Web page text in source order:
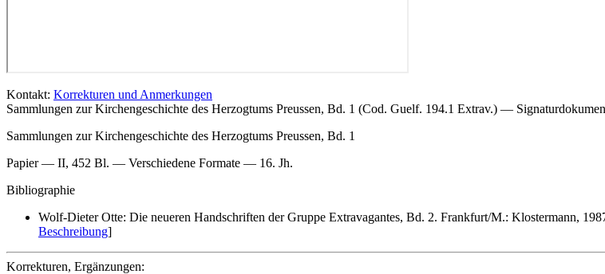
Kontakt: Korrekturen und Anmerkungen
Sammlungen zur Kirchengeschichte des Herzogtums Preussen, Bd. 1 (Cod. Guelf. 194.1 Extrav.) —
Sammlungen zur Kirchengeschichte des Herzogtums Preussen, Bd. 1
Papier — II, 452 Bl. — Verschiedene Formate — 16. Jh.
Bibliographie
Wolf-Dieter Otte: Die neueren Handschriften der Gruppe Extravagantes, Bd. 2. Frankfurt/M.: Klostermann,
Beschreibung]
Korrekturen, Ergänzungen: